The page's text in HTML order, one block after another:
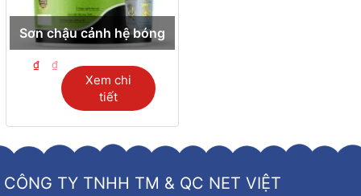
Sơn chậu cảnh hệ bóng
₫ ₫
Xem chi
tiết
CÔNG TY TNHH TM & QC NET VIỆT